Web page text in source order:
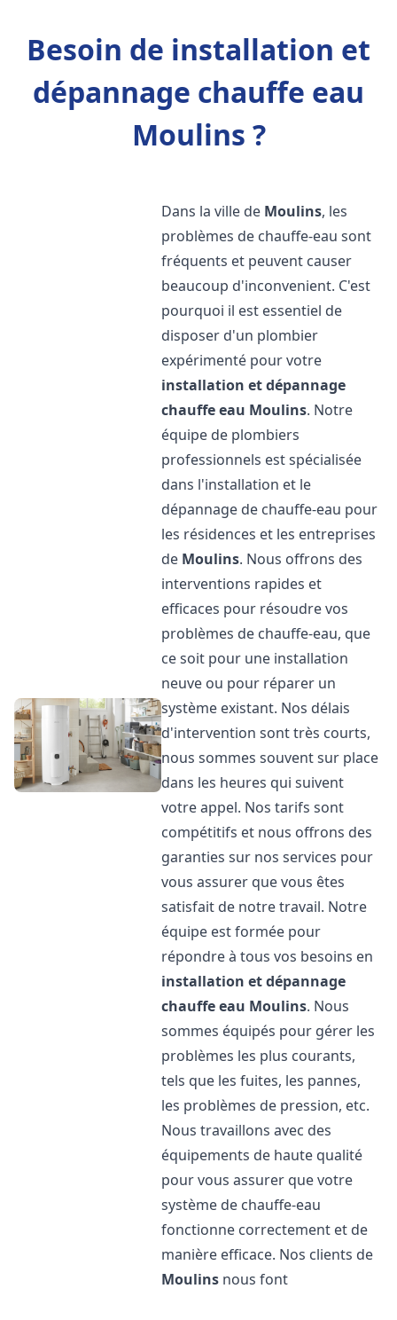
Besoin de installation et
dépannage chauffe eau
Moulins ?
Dans la ville de Moulins, les
problèmes de chauffe-eau sont
fréquents et peuvent causer
beaucoup d'inconvenient. C'est
pourquoi il est essentiel de
disposer d'un plombier
expérimenté pour votre
installation et dépannage
chauffe eau Moulins. Notre
équipe de plombiers
professionnels est spécialisée
dans l'installation et le
dépannage de chauffe-eau pour
les résidences et les entreprises
de Moulins. Nous offrons des
interventions rapides et
efficaces pour résoudre vos
problèmes de chauffe-eau, que
ce soit pour une installation
neuve ou pour réparer un
système existant. Nos délais
d'intervention sont très courts,
nous sommes souvent sur place
dans les heures qui suivent
votre appel. Nos tarifs sont
compétitifs et nous offrons des
garanties sur nos services pour
vous assurer que vous êtes
satisfait de notre travail. Notre
équipe est formée pour
répondre à tous vos besoins en
installation et dépannage
chauffe eau Moulins. Nous
sommes équipés pour gérer les
problèmes les plus courants,
tels que les fuites, les pannes,
les problèmes de pression, etc.
Nous travaillons avec des
équipements de haute qualité
pour vous assurer que votre
système de chauffe-eau
fonctionne correctement et de
manière efficace. Nos clients de
Moulins nous font